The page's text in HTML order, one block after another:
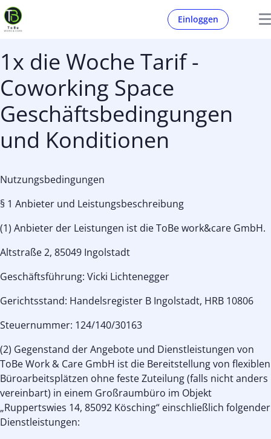
Einloggen
1x die Woche Tarif -
Coworking Space
Geschäftsbedingungen
und Konditionen
Nutzungsbedingungen
§ 1 Anbieter und Leistungsbeschreibung
(1) Anbieter der Leistungen ist die ToBe work&care GmbH.
Altstraße 2, 85049 Ingolstadt
Geschäftsführung: Vicki Lichtenegger
Gerichtsstand: Handelsregister B Ingolstadt, HRB 10806
Steuernummer: 124/140/30163
(2) Gegenstand der Angebote und Dienstleistungen von
ToBe Work & Care GmbH ist die Bereitstellung von flexiblen
Büroarbeitsplätzen ohne feste Zuteilung (falls nicht anders
vereinbart) in einem Großraumbüro im Objekt
„Ruppertswies 14, 85092 Kösching“ einschließlich folgender
Dienstleistungen: